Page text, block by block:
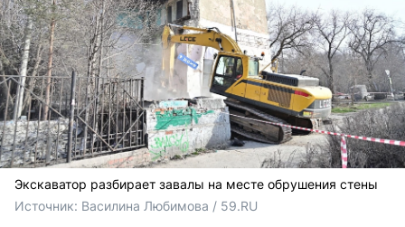
Экскаватор разбирает завалы на месте обрушения стены
Источник: Василина Любимова / 59.RU